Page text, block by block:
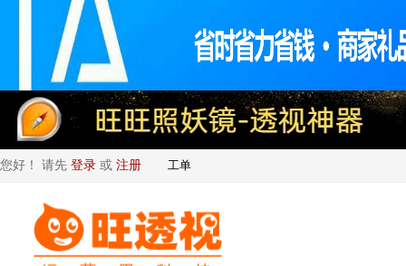
您好！ 请先 登录 或 注册 工单